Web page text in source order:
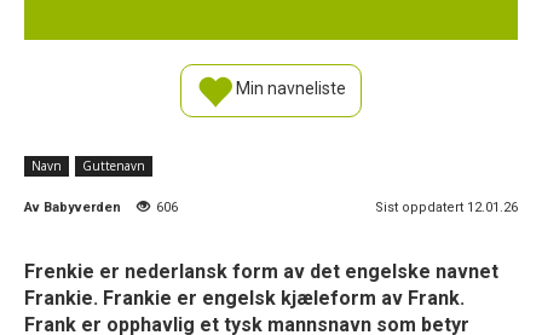
Min navneliste
Navn Guttenavn
Av Babyverden 606 Sist oppdatert 12.01.26
Frenkie er nederlansk form av det engelske navnet
Frankie. Frankie er engelsk kjæleform av Frank.
Frank er opphavlig et tysk mannsnavn som betyr